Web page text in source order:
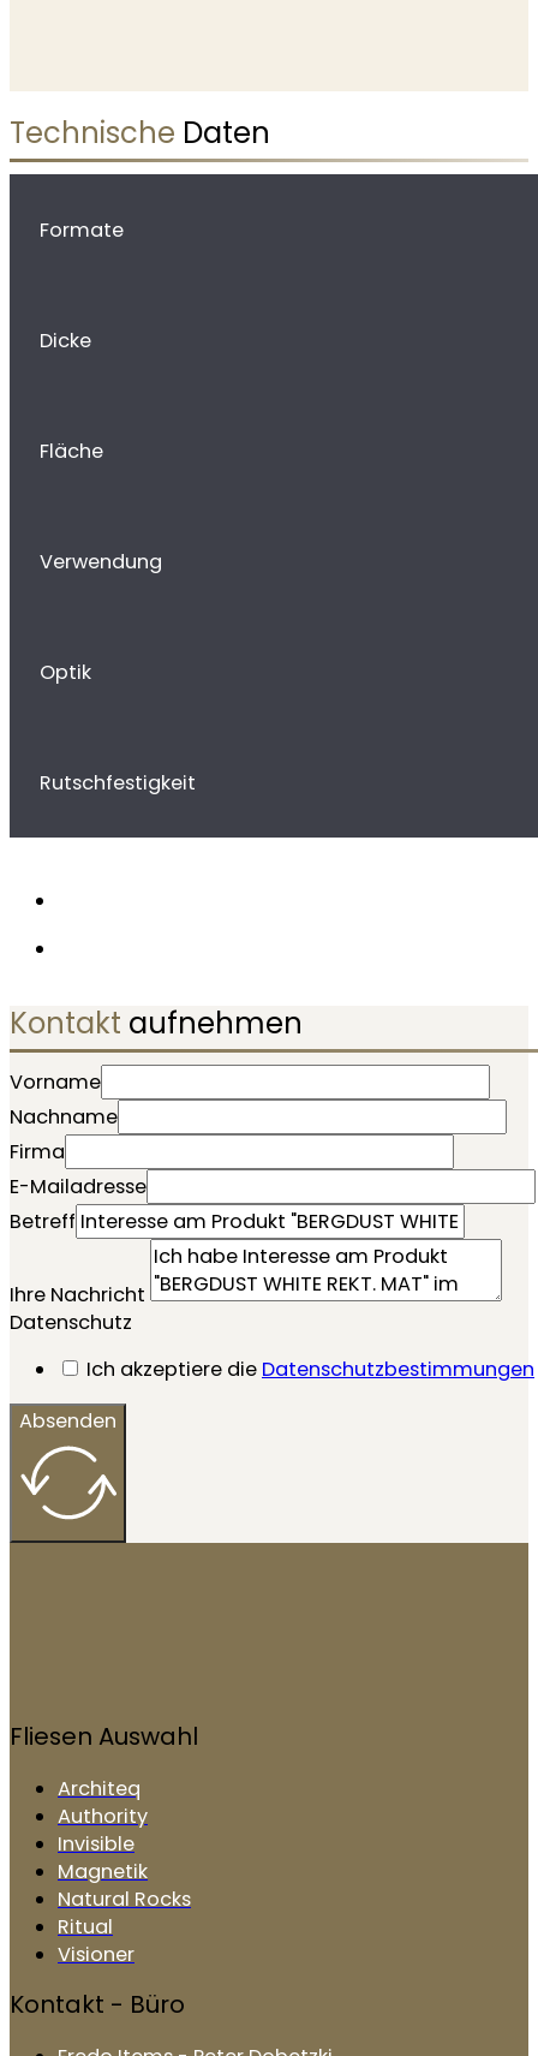
Technische Daten
Formate
Dicke
Fläche
Verwendung
Optik
Rutschfestigkeit
Kontakt aufnehmen
Vorname
Nachname
Firma
E-Mailadresse
Betreff
Ihre Nachricht
Datenschutz
Ich akzeptiere die Datenschutzbestimmungen
Absenden
Fliesen Auswahl
Architeq
Authority
Invisible
Magnetik
Natural Rocks
Ritual
Visioner
Kontakt - Büro